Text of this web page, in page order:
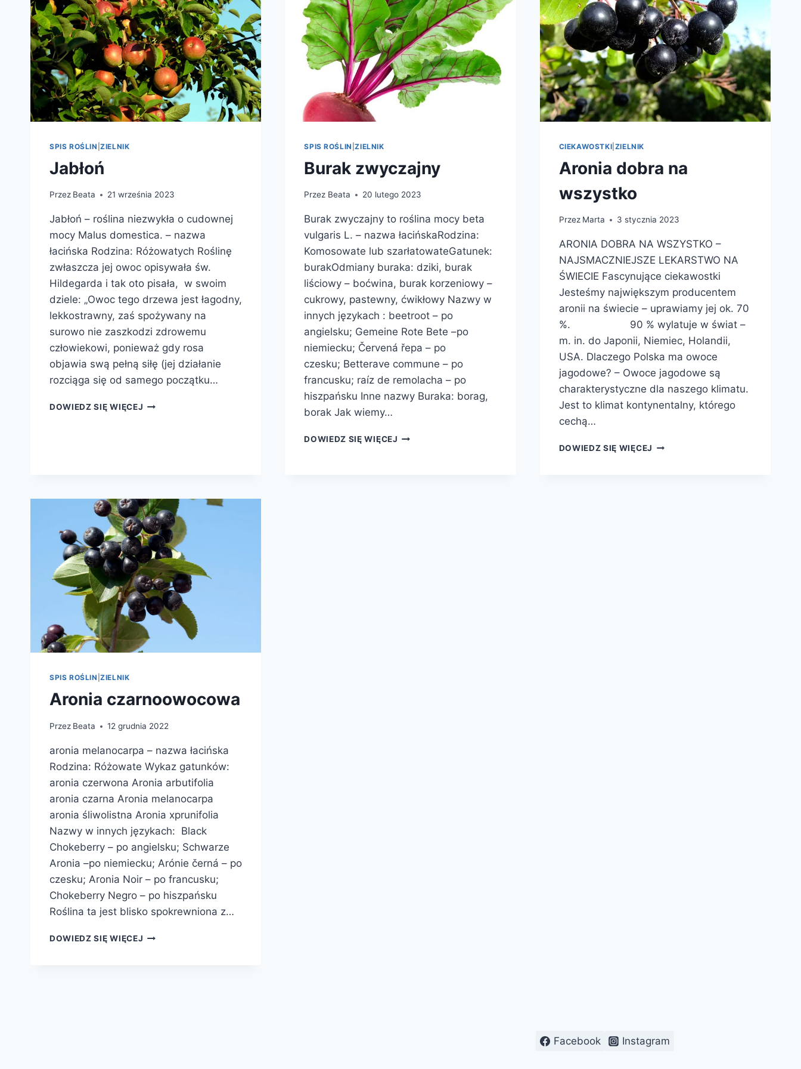
SPIS ROŚLIN |ZIELNIK
Jabłoń
Przez Beata 21 września 2023
Jabłoń – roślina niezwykła o cudownej
mocy Malus domestica. – nazwa
łacińska Rodzina: Różowatych Roślinę
zwłaszcza jej owoc opisywała św.
Hildegarda i tak oto pisała, w swoim
dziele: „Owoc tego drzewa jest łagodny,
lekkostrawny, zaś spożywany na
surowo nie zaszkodzi zdrowemu
człowiekowi, ponieważ gdy rosa
objawia swą pełną siłę (jej działanie
rozciąga się od samego początku…
DOWIEDZ SIĘ WIĘCEJ JABŁOŃ
SPIS ROŚLIN |ZIELNIK
Burak zwyczajny
Przez Beata 20 lutego 2023
Burak zwyczajny to roślina mocy beta
vulgaris L. – nazwa łacińskaRodzina:
Komosowate lub szarłatowateGatunek:
burakOdmiany buraka: dziki, burak
liściowy – boćwina, burak korzeniowy –
cukrowy, pastewny, ćwikłowy Nazwy w
innych językach : beetroot – po
angielsku; Gemeine Rote Bete –po
niemiecku; Červená řepa – po
czesku; Betterave commune – po
francusku; raíz de remolacha – po
hiszpańsku Inne nazwy Buraka: borag,
borak Jak wiemy…
DOWIEDZ SIĘ WIĘCEJ BURAK
CIEKAWOSTKI ZIELNIK
Aronia dobra na
wszystko
Przez Marta 3 stycznia 2023
ARONIA DOBRA NA WSZYSTKO –
NAJSMACZNIEJSZE LEKARSTWO NA
ŚWIECIE Fascynujące ciekawostki
Jesteśmy największym producentem
aronii na świecie – uprawiamy jej ok. 70
%. 90 % wylatuje w świat –
m. in. do Japonii, Niemiec, Holandii,
USA. Dlaczego Polska ma owoce
jagodowe? – Owoce jagodowe są
charakterystyczne dla naszego klimatu.
Jest to klimat kontynentalny, którego
cechą…
DOWIEDZ SIĘ WIĘCEJ ARONIA
SPIS ROŚLIN |ZIELNIK
Aronia czarnoowocowa
Przez Beata 12 grudnia 2022
aronia melanocarpa – nazwa łacińska
Rodzina: Różowate Wykaz gatunków:
aronia czerwona Aronia arbutifolia
aronia czarna Aronia melanocarpa
aronia śliwolistna Aronia xprunifolia
Nazwy w innych językach: Black
Chokeberry – po angielsku; Schwarze
Aronia –po niemiecku; Arónie černá – po
czesku; Aronia Noir – po francusku;
Chokeberry Negro – po hiszpańsku
Roślina ta jest blisko spokrewniona z…
DOWIEDZ SIĘ WIĘCEJ ARONIA
Facebook Instagram